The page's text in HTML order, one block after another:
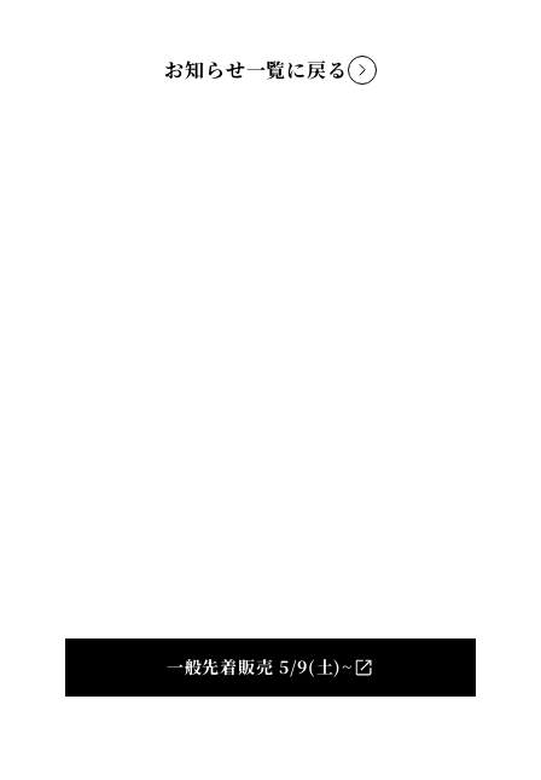
一般先着販売 5/9(土)~
お知らせ一覧に戻る